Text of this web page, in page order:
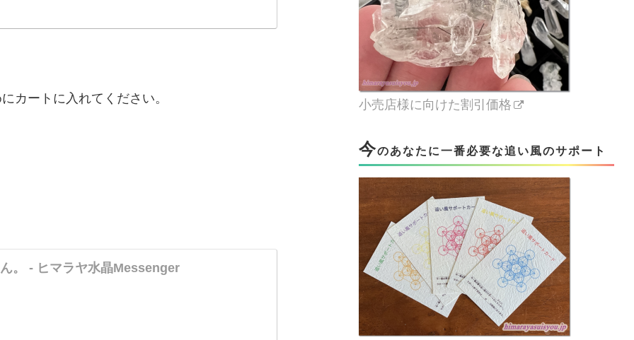
カートに入れてください。
。 - ヒマラヤ水晶Messenger
小売店様に向けた割引価格
今のあなたに一番必要な追い風のサポート